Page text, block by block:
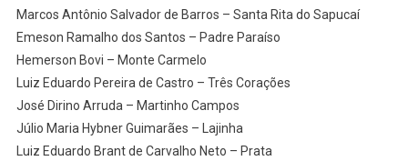
Marcos Antônio Salvador de Barros – Santa Rita do Sapucaí
Emeson Ramalho dos Santos – Padre Paraíso
Hemerson Bovi – Monte Carmelo
Luiz Eduardo Pereira de Castro – Três Corações
José Dirino Arruda – Martinho Campos
Júlio Maria Hybner Guimarães – Lajinha
Luiz Eduardo Brant de Carvalho Neto – Prata